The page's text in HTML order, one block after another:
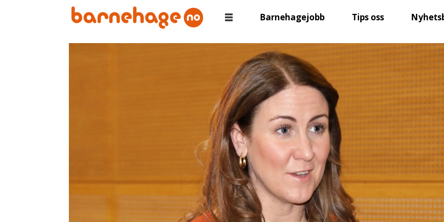
Barnehagejobb Tips oss